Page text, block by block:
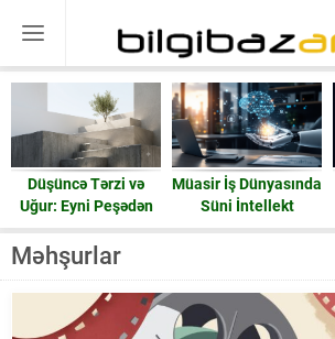
Düşüncə Tərzi və
Uğur: Eyni Peşədən
Fərqli Nəticələrə
Gedən Yol
Müasir İş Dünyasında
Süni İntellekt
Məhşurlar